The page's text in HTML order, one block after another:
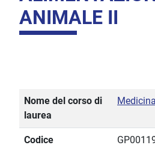
ANIMALE II
Nome del corso di
laurea
Codice